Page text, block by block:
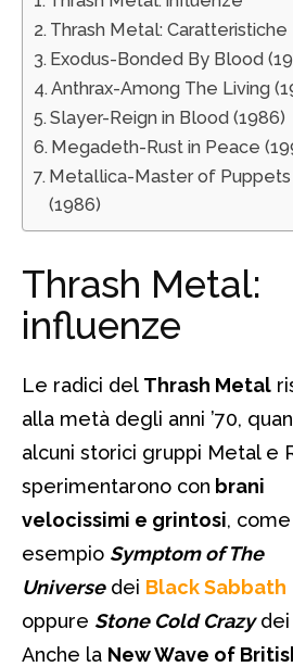
Thrash Metal: Caratteristiche
Exodus-Bonded By Blood
Anthrax-Among The Living
Slayer-Reign in Blood (1986)
Megadeth-Rust in Peace
Metallica-Master of Puppets
(1986)
Thrash Metal:
influenze
Le radici del Thrash Metal
alla metà degli anni ’70,
alcuni storici gruppi Metal e
sperimentarono con brani
velocissimi e grintosi,
esempio Symptom of The
Universe dei Black Sabbath
oppure Stone Cold Crazy dei
Anche la New Wave of